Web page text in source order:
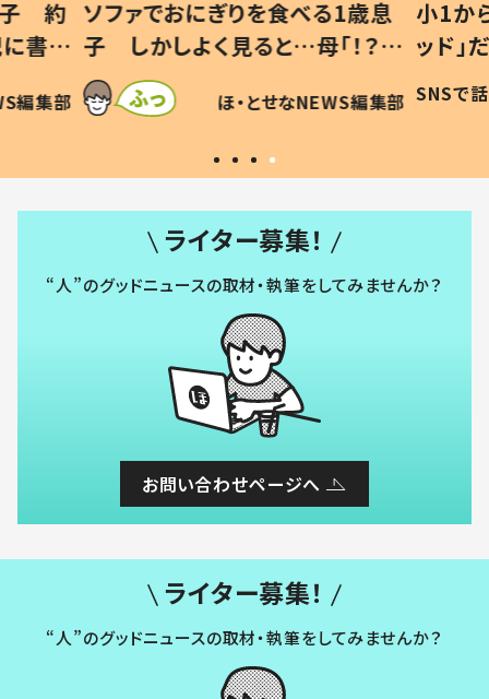
歳息
？」
編集部
小1から不登校、息子は「ギフテ
ッド」だった 父が“ウチ給食”を
作り続ける理由とは #令和の親
#令和の子
SNSで話題 ほ・とせなNEWS編集部
ひ孫
が、抱
「涙
い」
ライター募集！
“人”のグッドニュースの取材・執筆をしてみませんか？
お問い合わせページへ
ライター募集！
“人”のグッドニュースの取材・執筆をしてみませんか？